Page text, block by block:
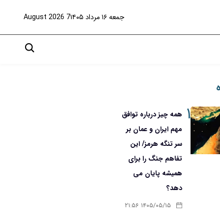
جمعه ۱۶ مرداد ۱۴۰۵ 7 August 2026
۱ همه چیز درباره توافق
مهم ایران و عمان بر
سر تنگه هرمز/ این
تفاهم جنگ را برای
همیشه پایان می
دهد؟
۱۴۰۵/۰۵/۱۵ ۲۱:۵۶